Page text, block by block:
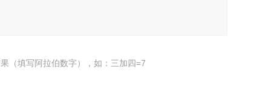
（填写阿拉伯数字），如：三加四=7